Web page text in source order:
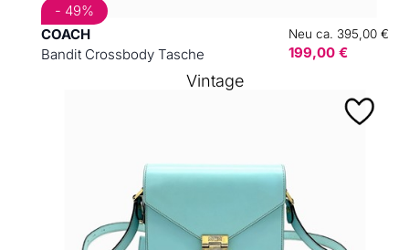
COACH
Bandit Crossbody Tasche
Neu ca. 395,00 €
199,00 €
- 49%
Vintage